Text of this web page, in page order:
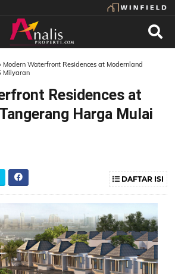
› Modern Waterfront Residences at Modernland
Milyaran
Residences at
Harga Mulai
DAFTAR ISI